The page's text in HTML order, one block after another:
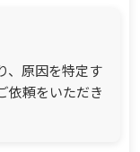
、原因を特定す
依頼をいただき